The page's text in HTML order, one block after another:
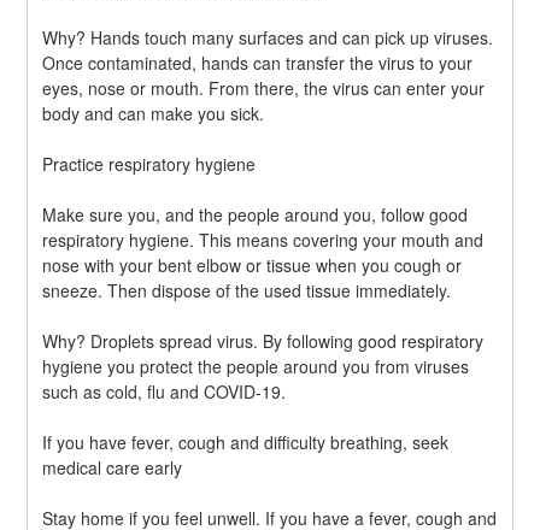
Why? Hands touch many surfaces and can pick up viruses.
Once contaminated, hands can transfer the virus to your
eyes, nose or mouth. From there, the virus can enter your
body and can make you sick.
Practice respiratory hygiene
Make sure you, and the people around you, follow good
respiratory hygiene. This means covering your mouth and
nose with your bent elbow or tissue when you cough or
sneeze. Then dispose of the used tissue immediately.
Why? Droplets spread virus. By following good respiratory
hygiene you protect the people around you from viruses
such as cold, flu and COVID-19.
If you have fever, cough and difficulty breathing, seek
medical care early
Stay home if you feel unwell. If you have a fever, cough and